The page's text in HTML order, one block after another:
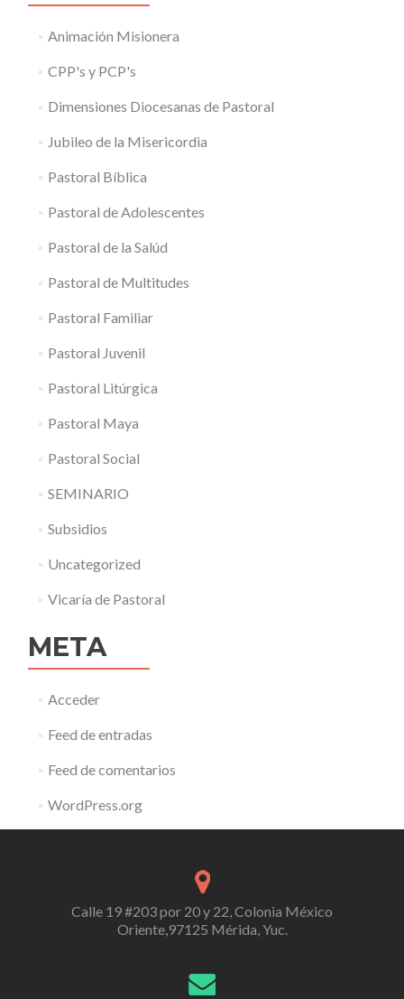
Animación Misionera
CPP's y PCP's
Dimensiones Diocesanas de Pastoral
Jubileo de la Misericordia
Pastoral Bíblica
Pastoral de Adolescentes
Pastoral de la Salúd
Pastoral de Multitudes
Pastoral Familiar
Pastoral Juvenil
Pastoral Litúrgica
Pastoral Maya
Pastoral Social
SEMINARIO
Subsidios
Uncategorized
Vicaría de Pastoral
META
Acceder
Feed de entradas
Feed de comentarios
WordPress.org
Calle 19 #203 por 20 y 22, Colonia México
Oriente,97125 Mérida, Yuc.